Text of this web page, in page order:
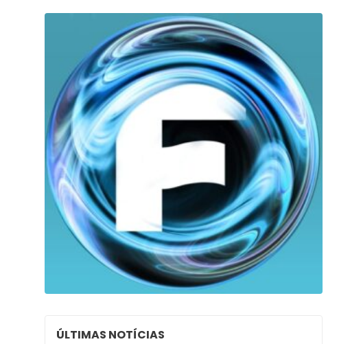
ÚLTIMAS NOTÍCIAS